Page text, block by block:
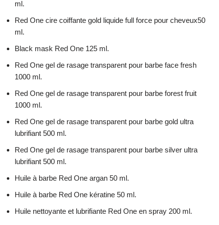
ml.
Red One cire coiffante gold liquide full force pour cheveux50
ml.
Black mask Red One 125 ml.
Red One gel de rasage transparent pour barbe face fresh
1000 ml.
Red One gel de rasage transparent pour barbe forest fruit
1000 ml.
Red One gel de rasage transparent pour barbe gold ultra
lubrifiant 500 ml.
Red One gel de rasage transparent pour barbe silver ultra
lubrifiant 500 ml.
Huile à barbe Red One argan 50 ml.
Huile à barbe Red One kératine 50 ml.
Huile nettoyante et lubrifiante Red One en spray 200 ml.